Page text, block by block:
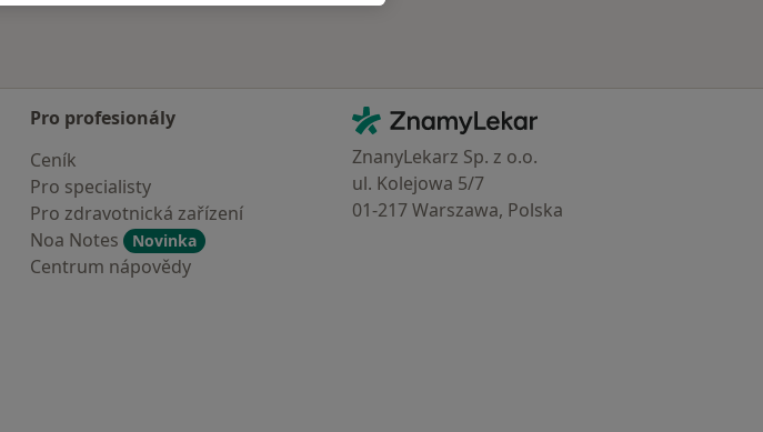
Pro profesionály
Ceník
Pro specialisty
Pro zdravotnická zařízení
Noa Notes
Novinka
Centrum nápovědy
Kontakt
ZnamyLekar - Hlavní stránka
ZnanyLekarz Sp. z o.o.
ul. Kolejowa 5/7
01-217 Warszawa, Polska